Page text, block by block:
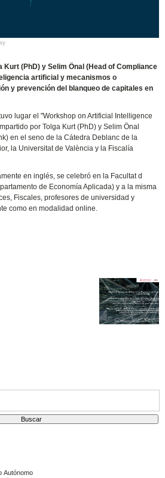
(PhD) y Selim Önal (Head of Compliance
artificial y mecanismos o
y prevención del blanqueo de capitales en
lugar el "Workshop on Artificial Intelligence
por Tolga Kurt (PhD) y Selim Önal
en el seno de la Cátedra Deblanc de la
la Universitat de València y la Fiscalía
en inglés, se celebró en la Facultat d
de Economía Aplicada) y a la misma
Fiscales, profesores de universidad y
como en modalidad online.
Autónomo